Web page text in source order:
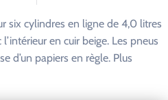
six cylindres en ligne de 4,0 litres
en cuir beige. Les pneus
d’un papiers en règle. Plus